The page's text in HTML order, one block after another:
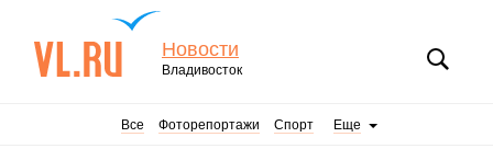
Новости
Владивосток
Все Фоторепортажи Спорт Еще